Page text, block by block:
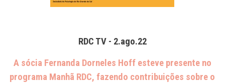
RDC TV - 2.ago.22
A sócia Fernanda Dorneles Hoff esteve presente no
programa Manhã RDC, fazendo contribuições sobre o